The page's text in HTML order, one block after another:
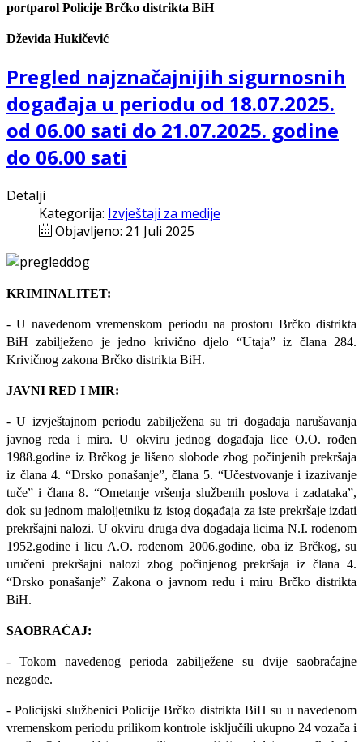
portparol Policije Brčko distrikta BiH
Dževida Hukičević
Pregled najznačajnijih sigurnosnih
događaja u periodu od 18.07.2025.
od 06.00 sati do 21.07.2025. godine
do 06.00 sati
Detalji
Kategorija: Izvještaji za medije
Objavljeno: 21 Juli 2025
KRIMINALITET:
- U navedenom vremenskom periodu na prostoru Brčko distrikta
BiH zabilježeno je jedno krivično djelo “Utaja” iz člana 284.
Krivičnog zakona Brčko distrikta BiH.
JAVNI RED I MIR:
- U izvještajnom periodu zabilježena su tri događaja narušavanja
javnog reda i mira. U okviru jednog događaja lice O.O. rođen
1988.godine iz Brčkog je lišeno slobode zbog počinjenih prekršaja
iz člana 4. “Drsko ponašanje”, člana 5. “Učestvovanje i izazivanje
tuče” i člana 8. “Ometanje vršenja službenih poslova i zadataka”,
dok su jednom maloljetniku iz istog događaja za iste prekršaje izdati
prekršajni nalozi. U okviru druga dva događaja licima N.I. rođenom
1952.godine i licu A.O. rođenom 2006.godine, oba iz Brčkog, su
uručeni prekršajni nalozi zbog počinjenog prekršaja iz člana 4.
“Drsko ponašanje” Zakona o javnom redu i miru Brčko distrikta
BiH.
SAOBRAĆAJ:
- Tokom navedenog perioda zabilježene su dvije saobraćajne
nezgode.
-Policijski službenici Policije Brčko distrikta BiH su u navedenom
vremenskom periodu prilikom kontrole isključili ukupno 24 vozača i